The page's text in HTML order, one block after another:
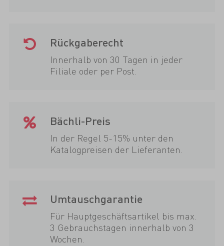
Rückgaberecht
Innerhalb von 30 Tagen in jeder
Filiale oder per Post.
Bächli-Preis
In der Regel 5-15% unter den
Katalogpreisen der Lieferanten.
Umtauschgarantie
Für Hauptgeschäftsartikel bis max.
3 Gebrauchstagen innerhalb von 3
Wochen.